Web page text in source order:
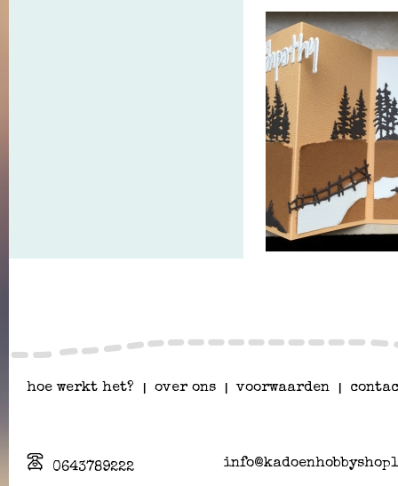
hoe werkt het? over ons voorwaarden
0643789222